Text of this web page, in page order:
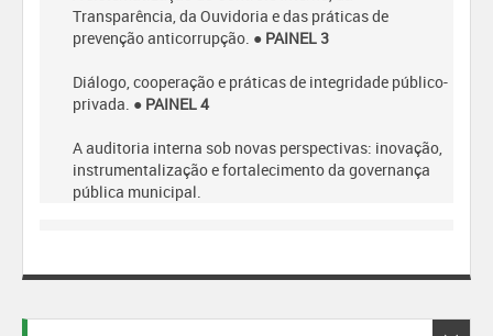
Transparência, da Ouvidoria e das práticas de
prevenção anticorrupção. ● PAINEL 3
Diálogo, cooperação e práticas de integridade público-
privada. ● PAINEL 4
A auditoria interna sob novas perspectivas: inovação,
instrumentalização e fortalecimento da governança
pública municipal.